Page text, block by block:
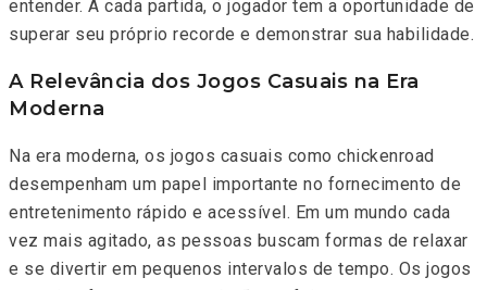
entender. A cada partida, o jogador tem a oportunidade de
superar seu próprio recorde e demonstrar sua habilidade.
A Relevância dos Jogos Casuais na Era
Moderna
Na era moderna, os jogos casuais como chickenroad
desempenham um papel importante no fornecimento de
entretenimento rápido e acessível. Em um mundo cada
vez mais agitado, as pessoas buscam formas de relaxar
e se divertir em pequenos intervalos de tempo. Os jogos